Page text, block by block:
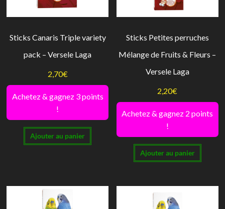
Sticks Canaris Triple variety
pack – Versele Laga
2,70€
Achetez & gagnez 3 points
!
Ajouter au panier
Sticks Petites perruches
Mélange de Fruits & Fleurs –
Versele Laga
2,20€
Achetez & gagnez 2 points
!
Ajouter au panier